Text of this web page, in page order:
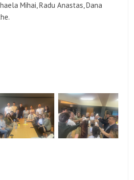
Mihai, Radu Anastas, Dana